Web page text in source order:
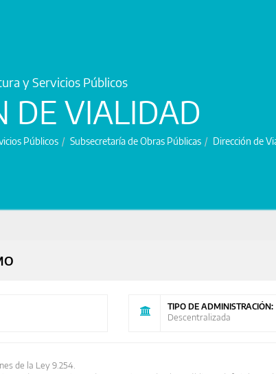
y Servicios Públicos
DE VIALIDAD
Públicos Subsecretaría de Obras Públicas Dirección de
TIPO DE ADMINISTRACIÓN:
Descentralizada
de la Ley 9.254.